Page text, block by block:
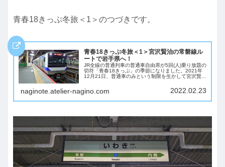
青春18きっぷ冬旅＜1＞のつづきです。
青春18きっぷ冬旅＜1＞宮沢賢治の常磐線ル
ートで岩手県へ！
JR全線の普通列車の普通車自由席が5回(人)乗り放題の
切符「青春18きっぷ」の季節になりました。2021年
12月21日、普通車のみという制限を生かして宮沢賢治
わいたいと思います。始発で出発「行...
naginote.atelier-nagino.com 2022.02.23